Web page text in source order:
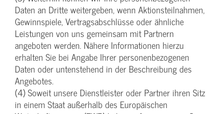
Daten an Dritte weitergeben, wenn Aktionsteilnahmen,
Gewinnspiele, Vertragsabschlüsse oder ähnliche
Leistungen von uns gemeinsam mit Partnern
angeboten werden. Nähere Informationen hierzu
erhalten Sie bei Angabe Ihrer personenbezogenen
Daten oder untenstehend in der Beschreibung des
Angebotes.
(4) Soweit unsere Dienstleister oder Partner ihren Sitz
in einem Staat außerhalb des Europäischen